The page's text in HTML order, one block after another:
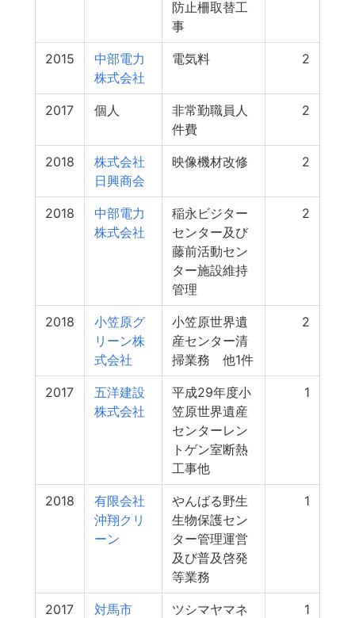
防止柵取替工
事
2015
中部電力
株式会社
電気料 2
2017 個人
非常勤職員人
件費
2
2018
株式会社
日興商会
映像機材改修 2
2018
中部電力
株式会社
稲永ビジター
センター及び
藤前活動セン
ター施設維持
管理
2
2018
小笠原グ
リーン株
式会社
小笠原世界遺
産センター清
掃業務 他1件
2
2017
五洋建設
株式会社
平成29年度小
笠原世界遺産
センターレン
トゲン室断熱
工事他
1
2018
有限会社
沖翔クリ
ーン
やんばる野生
生物保護セン
ター管理運営
及び普及啓発
等業務
1
2017 対馬市
ツシマヤマネ
1